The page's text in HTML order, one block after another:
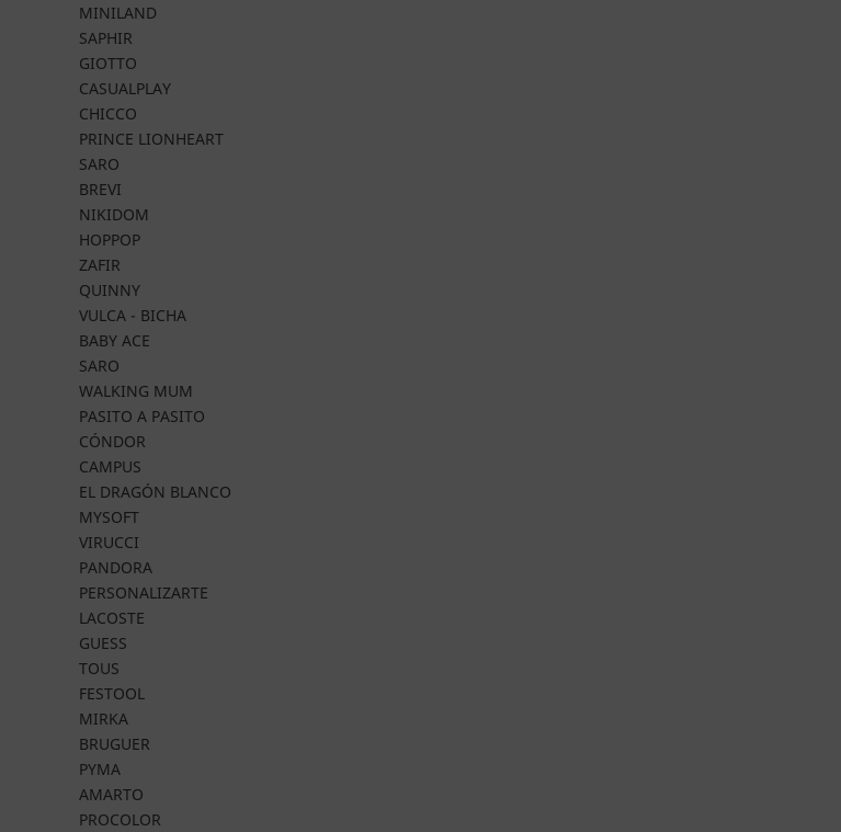
MINILAND
SAPHIR
GIOTTO
CASUALPLAY
CHICCO
PRINCE LIONHEART
SARO
BREVI
NIKIDOM
HOPPOP
ZAFIR
QUINNY
VULCA - BICHA
BABY ACE
SARO
WALKING MUM
PASITO A PASITO
CÓNDOR
CAMPUS
EL DRAGÓN BLANCO
MYSOFT
VIRUCCI
PANDORA
PERSONALIZARTE
LACOSTE
GUESS
TOUS
FESTOOL
MIRKA
BRUGUER
PYMA
AMARTO
PROCOLOR